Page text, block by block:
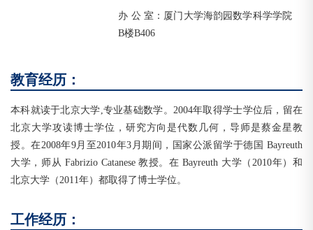
办 公 室：厦门大学海韵园数学科学学院
B楼B406
教育经历：
本科就读于北京大学,专业基础数学。2004年取得学士学位后，留在
北京大学攻读博士学位，研究方向是代数几何，导师是蔡金星教
授。在2008年9月至2010年3月期间，国家公派留学于德国 Bayreuth
大学，师从 Fabrizio Catanese 教授。在 Bayreuth 大学（2010年）和
北京大学（2011年）都取得了博士学位。
工作经历：